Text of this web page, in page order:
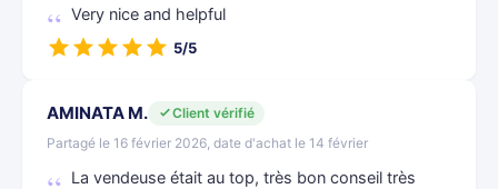
Very nice and helpful
5/5
AMINATA M.
Client vérifié
Partagé le 16 février 2026, date d'achat le 14 février
La vendeuse était au top, très bon conseil très